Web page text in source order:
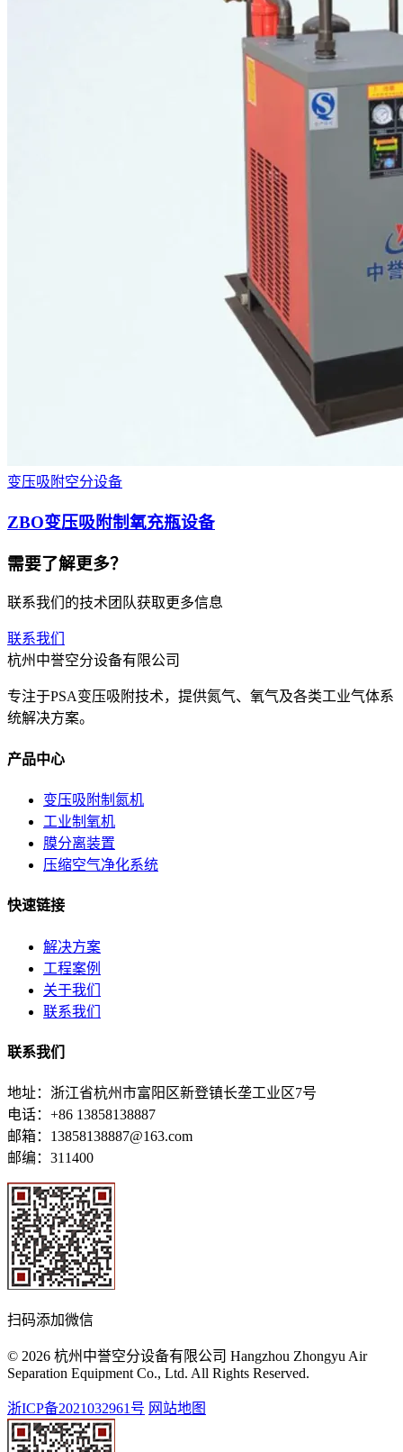
变压吸附空分设备
ZBO变压吸附制氧充瓶设备
需要了解更多？
联系我们的技术团队获取更多信息
联系我们
杭州中誉空分设备有限公司
专注于PSA变压吸附技术，提供氮气、氧气及各类工业气体系
统解决方案。
产品中心
变压吸附制氮机
工业制氧机
膜分离装置
压缩空气净化系统
快速链接
解决方案
工程案例
关于我们
联系我们
联系我们
地址：浙江省杭州市富阳区新登镇长垄工业区7号
电话：+86 13858138887
邮箱：13858138887@163.com
邮编：311400
扫码添加微信
© 2026 杭州中誉空分设备有限公司 Hangzhou Zhongyu Air
Separation Equipment Co., Ltd. All Rights Reserved.
浙ICP备2021032961号 网站地图